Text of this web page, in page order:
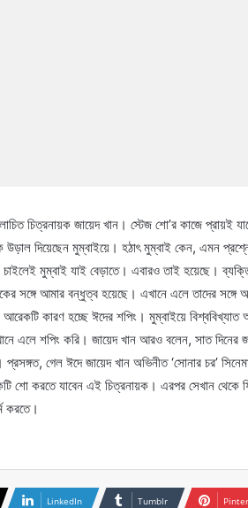
চিত্রনায়ক জায়েদ খান। স্টেজ শো’র কাজে প্রায়ই
দিয়েছেন মুম্বাইয়ে। হঠাৎ মুম্বাই কেন, এমন
মুম্বাই যাই বেড়াতে। এবারও তাই হয়েছে।
সঙ্গে আমার বন্ধুত্ব হয়েছে। এখানে এলে তাদের
কারণ হচ্ছে ঈদের শপিং। মুম্বাইয়ে বিশ্ববিখ্যাত
এলে শপিং করি। জায়েদ খান আরও বলেন, সাত
গেল ঈদে জায়েদ খান অভিনীত ‘সোনার চর’
শো করতে যাবেন এই চিত্রনায়ক। এরপর সেখান থেকে
করতে।
LinkedIn Tumblr